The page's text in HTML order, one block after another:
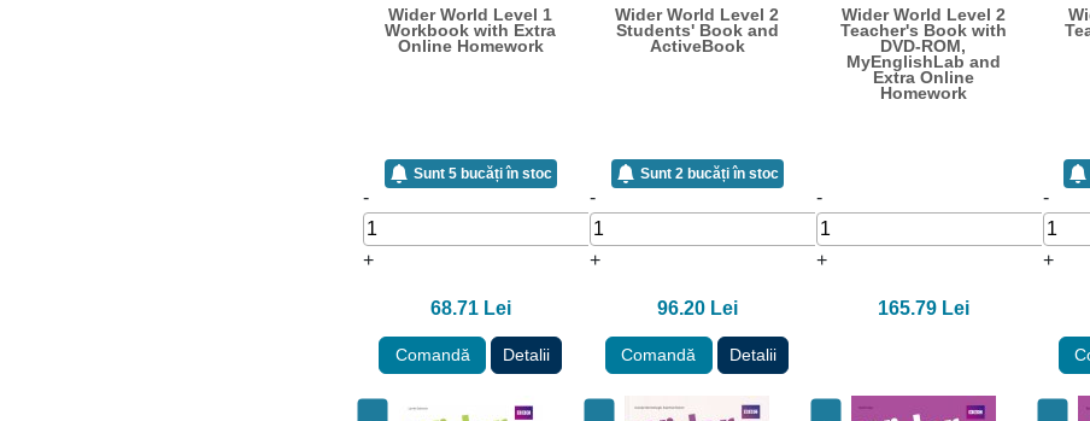
Wider World Level 1
Workbook with Extra
Online Homework
Sunt 5 bucăți în stoc
-
+
68.71 Lei
Comandă Detalii
Wider World Level 2
Students' Book and
ActiveBook
Sunt 2 bucăți în stoc
-
+
96.20 Lei
Comandă Detalii
Wider World Level 2
Teacher's Book with
DVD-ROM,
MyEnglishLab and
Extra Online
Homework
-
+
165.79 Lei
-
+